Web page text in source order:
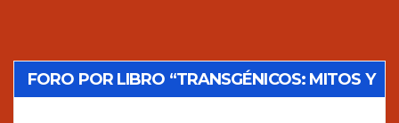
FORO POR LIBRO “TRANSGÉNICOS: MITOS Y